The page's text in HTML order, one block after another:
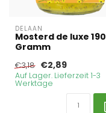
DELAAN
Mosterd de luxe 190
Gramm
€3,18 €2,89
Auf Lager. Lieferzeit 1-3
Werktage